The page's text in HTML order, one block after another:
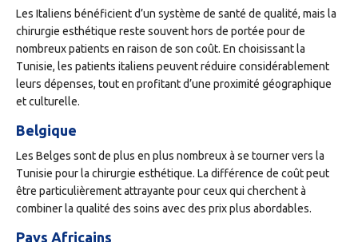
Les Italiens bénéficient d’un système de santé de qualité, mais la
chirurgie esthétique reste souvent hors de portée pour de
nombreux patients en raison de son coût. En choisissant la
Tunisie, les patients italiens peuvent réduire considérablement
leurs dépenses, tout en profitant d’une proximité géographique
et culturelle.
Belgique
Les Belges sont de plus en plus nombreux à se tourner vers la
Tunisie pour la chirurgie esthétique. La différence de coût peut
être particulièrement attrayante pour ceux qui cherchent à
combiner la qualité des soins avec des prix plus abordables.
Pays Africains